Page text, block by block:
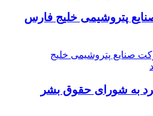
پتروشیمی خلیج فارس
به شورای حقوق بشر